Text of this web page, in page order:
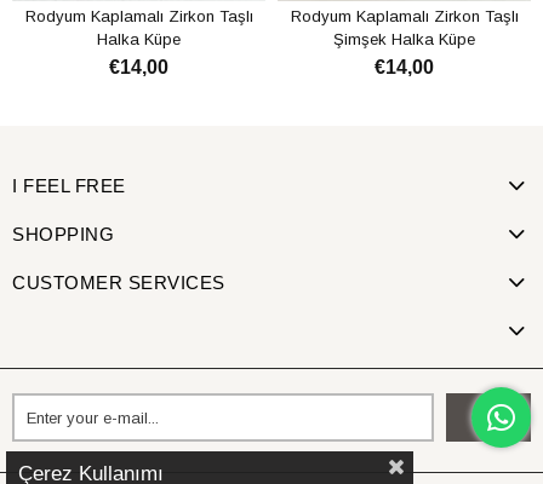
Rodyum Kaplamalı Zirkon Taşlı
Halka Küpe
€14,00
Rodyum Kaplamalı Zirkon Taşlı
Şimşek Halka Küpe
€14,00
I FEEL FREE
SHOPPING
CUSTOMER SERVICES
Send
Çerez Kullanımı